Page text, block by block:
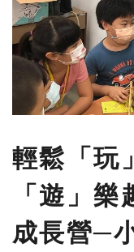
刊登
輕鬆「玩
「遊」
成長營─